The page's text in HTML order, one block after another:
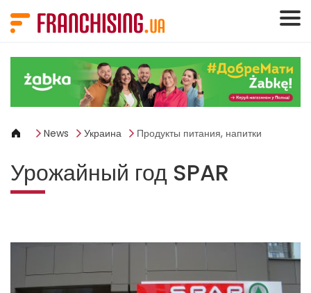
News Украина Продукты питания, напитки
Урожайный год SPAR